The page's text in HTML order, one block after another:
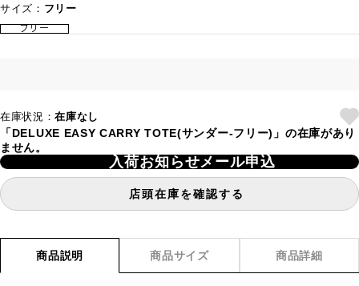
サイズ： フリー
フリー
在庫状況：在庫なし
「DELUXE EASY CARRY TOTE(サンダー-フリー)」の在庫があり
ません。
入荷お知らせメール申込
店頭在庫を確認する
商品説明 商品サイズ 商品詳細